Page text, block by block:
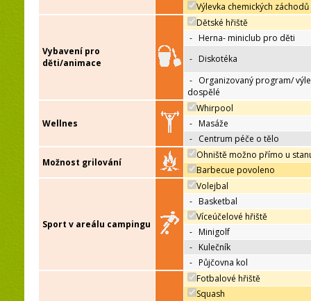
Výlevka chemických záchodů
Vybavení pro
děti/animace
Dětské hřiště
- Herna- miniclub pro děti
- Diskotéka
- Organizovaný program/
dospělé
Wellnes
Whirpool
- Masáže
- Centrum péče o tělo
Možnost grilování
Ohniště možno přímo u
Barbecue povoleno
Sport v areálu campingu
Volejbal
- Basketbal
Víceúčelové hřiště
- Minigolf
- Kulečník
- Půjčovna kol
Fotbalové hřiště
Squash